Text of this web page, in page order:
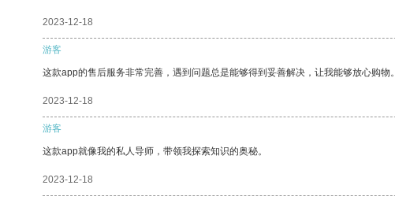
2023-12-18
游客
这款app的售后服务非常完善，遇到问题总是能够得到妥善解决，让我能够放心购物。
2023-12-18
游客
这款app就像我的私人导师，带领我探索知识的奥秘。
2023-12-18